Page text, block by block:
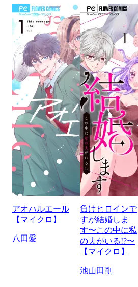
アオハルエール
【マイクロ】
八田愛
負けヒロインで
すが結婚しま
す〜この中に私
の夫がいる!?〜
【マイクロ】
池山田剛